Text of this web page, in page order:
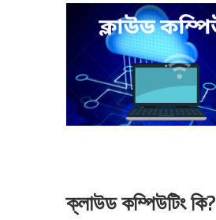
ক্লাউড কম্পিউটিং কি?